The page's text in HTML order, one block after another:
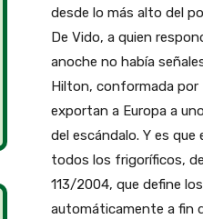
desde lo más alto del
De Vido, a quien
anoche no había
Hilton, conformada por
exportan a Europa a
del escándalo. Y es
todos los frigoríficos,
113/2004, que define
automáticamente a fin